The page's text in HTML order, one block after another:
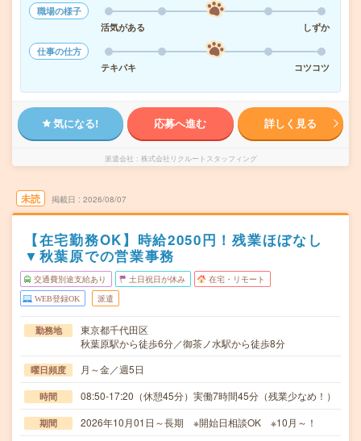
職場の様子
活気がある
しずか
仕事の仕方
テキパキ
コツコツ
気になる! 応募へ進む 詳しく見る
派遣会社 株式会社リクルートスタッフィング
未読 掲載日 2026/08/07
【在宅勤務OK】時給2050円！残業ほぼなし
▼秋葉原での営業事務
交通費別途支給あり 土日祝日が休み 在宅・リモート
WEB登録OK 派遣
勤務地
東京都千代田区
秋葉原駅から徒歩6分／御茶ノ水駅から徒歩8分
曜日頻度 月～金／週5日
時間 08:50-17:20（休憩45分）実働7時間45分（残業少なめ！）
期間 2026年10月01日～長期 ※開始日相談OK ※10月～！